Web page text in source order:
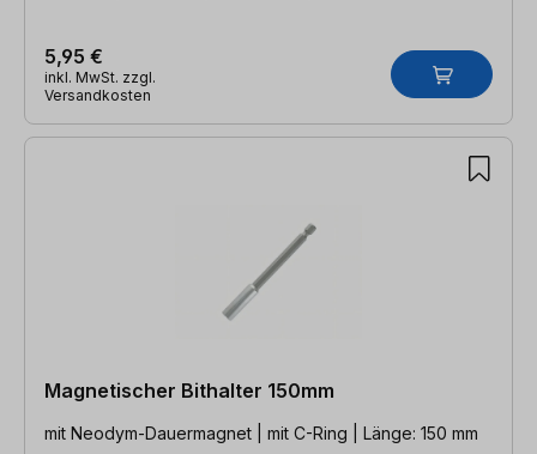
5,95 €
inkl. MwSt. zzgl.
Versandkosten
Magnetischer Bithalter 150mm
mit Neodym-Dauermagnet | mit C-Ring | Länge: 150 mm